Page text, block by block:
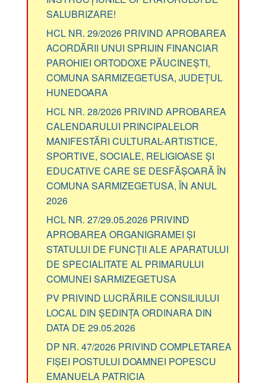
SALUBRIZARE!
HCL NR. 29/2026 PRIVIND APROBAREA
ACORDĂRII UNUI SPRIJIN FINANCIAR
PAROHIEI ORTODOXE PĂUCINEȘTI,
COMUNA SARMIZEGETUSA, JUDEȚUL
HUNEDOARA
HCL NR. 28/2026 PRIVIND APROBAREA
CALENDARULUI PRINCIPALELOR
MANIFESTĂRI CULTURAL-ARTISTICE,
SPORTIVE, SOCIALE, RELIGIOASE ȘI
EDUCATIVE CARE SE DESFĂȘOARĂ ÎN
COMUNA SARMIZEGETUSA, ÎN ANUL
2026
HCL NR. 27/29.05.2026 PRIVIND
APROBAREA ORGANIGRAMEI ȘI
STATULUI DE FUNCȚII ALE APARATULUI
DE SPECIALITATE AL PRIMARULUI
COMUNEI SARMIZEGETUSA
PV PRIVIND LUCRĂRILE CONSILIULUI
LOCAL DIN ȘEDINȚA ORDINARA DIN
DATA DE 29.05.2026
DP NR. 47/2026 PRIVIND COMPLETAREA
FIȘEI POSTULUI DOAMNEI POPESCU
EMANUELA PATRICIA